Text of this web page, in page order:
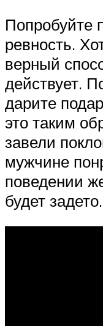
Попробуйте
ревность.
верный
действует.
дарите
это таким
завели
мужчине
поведении
будет задето.